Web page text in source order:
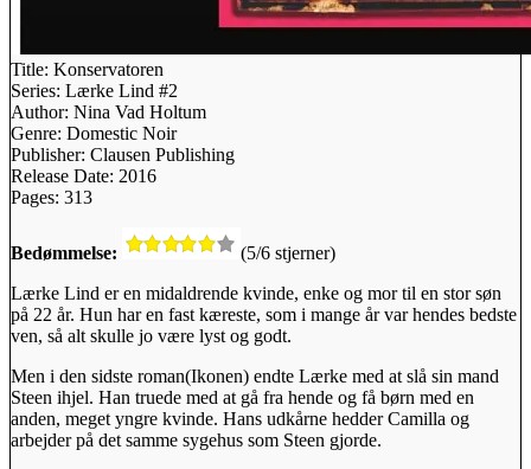
Title: Konservatoren
Series: Lærke Lind #2
Author: Nina Vad Holtum
Genre: Domestic Noir
Publisher: Clausen Publishing
Release Date: 2016
Pages: 313
Bedømmelse:
(5/6 stjerner)
Lærke Lind er en midaldrende kvinde, enke og mor til en stor søn
på 22 år. Hun har en fast kæreste, som i mange år var hendes bedste
ven, så alt skulle jo være lyst og godt.
Men i den sidste roman(Ikonen) endte Lærke med at slå sin mand
Steen ihjel. Han truede med at gå fra hende og få børn med en
anden, meget yngre kvinde. Hans udkårne hedder Camilla og
arbejder på det samme sygehus som Steen gjorde.